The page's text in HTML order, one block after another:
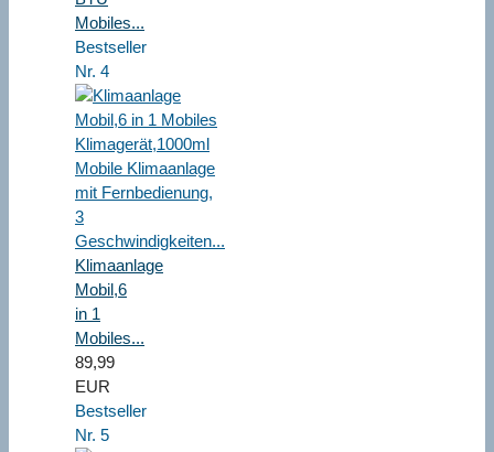
Mobiles...
Bestseller
Nr. 4
Klimaanlage
Mobil,6
in 1
Mobiles...
89,99
EUR
Bestseller
Nr. 5